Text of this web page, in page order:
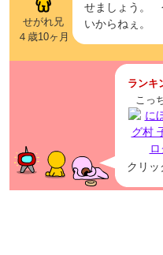
せがれ兄
４歳10ヶ月
せましょう。
いからねぇ。
ランキ
こっ
クリ